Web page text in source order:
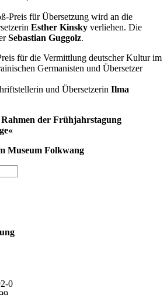
Preis für Übersetzung wird an die
Esther Kinsky verliehen. Die
Sebastian Guggolz.
für die Vermittlung deutscher Kultur im
Germanisten und Übersetzer
und Übersetzerin Ilma
der Frühjahrstagung
Museum Folkwang
0